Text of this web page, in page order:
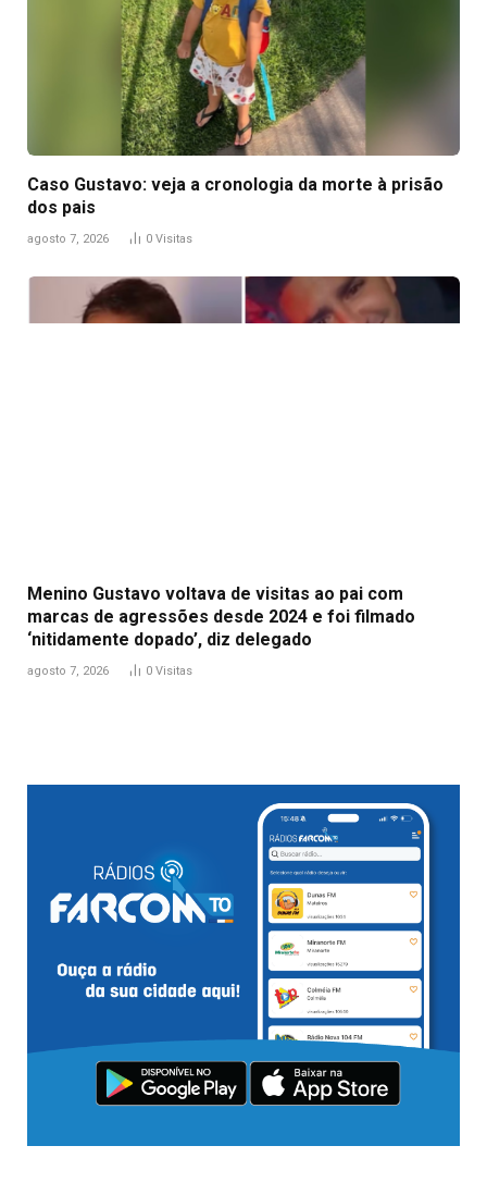
Caso Gustavo: veja a cronologia da morte à prisão
dos pais
agosto 7, 2026 0 Visitas
Menino Gustavo voltava de visitas ao pai com
marcas de agressões desde 2024 e foi filmado
‘nitidamente dopado’, diz delegado
agosto 7, 2026 0 Visitas